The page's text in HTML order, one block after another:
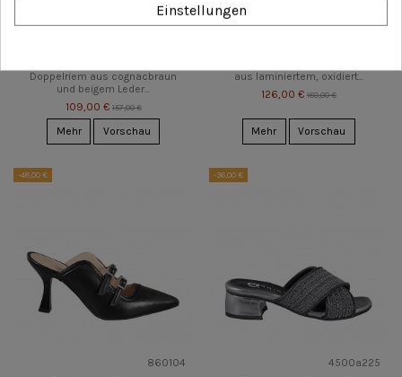
860106
Doppelriem aus cognacbraun
und beigem Leder...
109,00 € 157,00 €
Mehr Vorschau
490021
aus laminiertem, oxidiert...
126,00 € 180,00 €
Mehr Vorschau
-48,00 €
860104
-36,00 €
4500a225
Einstellungen